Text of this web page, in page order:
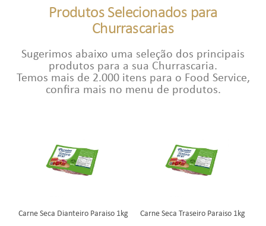
Produtos Selecionados para
Churrascarias
Sugerimos abaixo uma seleção dos principais
produtos para a sua Churrascaria.
Temos mais de 2.000 itens para o Food Service,
confira mais no menu de produtos.
Carne Seca Dianteiro Paraiso 1kg Carne Seca Traseiro Paraiso 1kg